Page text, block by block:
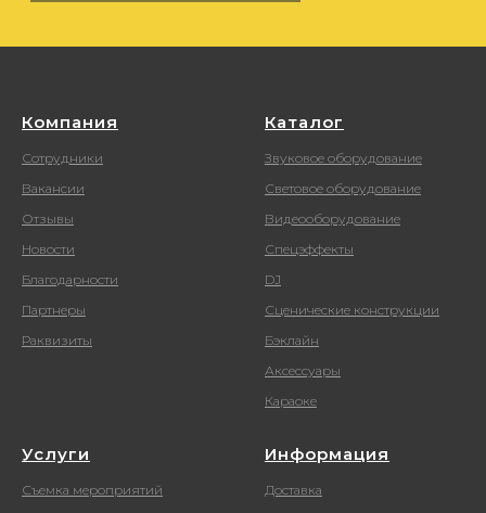
Компания
Сотрудники
Вакансии
Отзывы
Новости
Благодарности
Партнеры
Раквизиты
Каталог
Звуковое оборудование
Световое оборудование
Видеооборудование
Спецэффекты
DJ
Сценические конструкции
Бэклайн
Аксессуары
Караоке
Услуги
Съемка мероприятий
Информация
Доставка